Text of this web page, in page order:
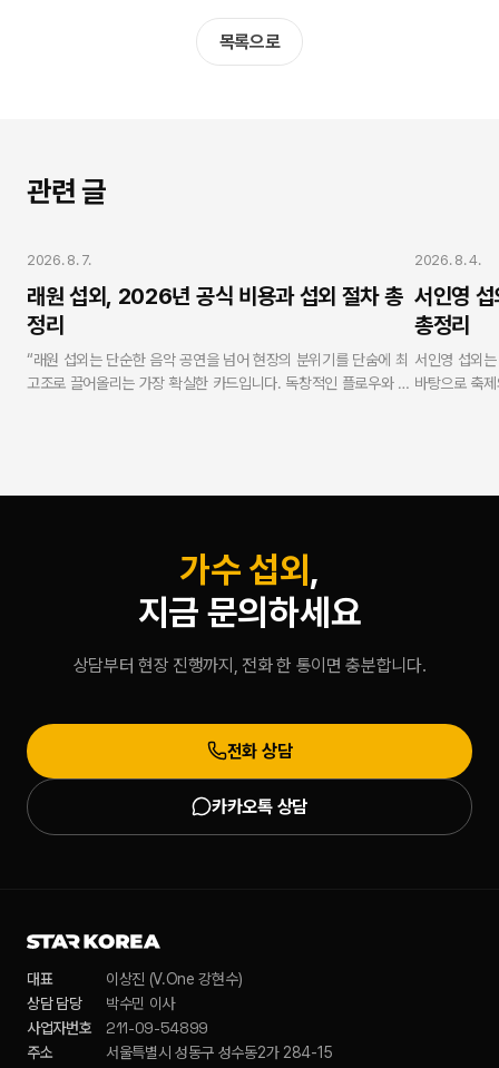
목록으로
관련 글
2026. 8. 7.
래원 섭외, 2026년 공식 비용과 섭외 절차 총
정리
“래원 섭외는 단순한 음악 공연을 넘어 현장의 분위기를 단숨에 최
고조로 끌어올리는 가장 확실한 카드입니다. 독창적인 플로우와 독
— V.One 강현수 대표 (스타코리아)
2026. 8. 4.
서인영
총정리
서인영 섭외
바탕으로 축
가수 섭외 ,
지금 문의하세요
상담부터 현장 진행까지, 전화 한 통이면 충분합니다.
전화 상담
카카오톡 상담
대표
이상진 (V.One 강현수)
상담 담당
박수민 이사
사업자번호
211-09-54899
주소 서울특별시 성동구 성수동2가 284-15